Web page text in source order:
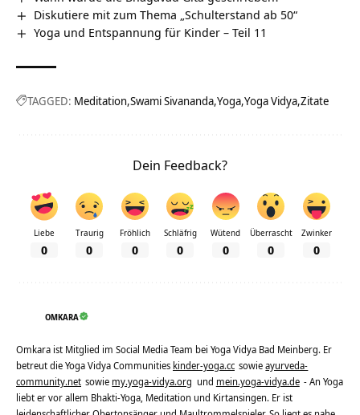
Diskutiere mit zum Thema „Schulterstand ab 50“
Yoga und Entspannung für Kinder – Teil 11
TAGGED: Meditation Swami Sivananda Yoga Yoga Vidya Zitate
Dein Feedback?
Liebe
0
Traurig
0
Fröhlich
0
Schläfrig
0
Wütend
0
Überrascht
0
Zwinker
0
OMKARA
Omkara ist Mitglied im Social Media Team bei Yoga Vidya Bad Meinberg. Er
betreut die Yoga Vidya Communities kinder-yoga.cc sowieayurveda-
community.net sowie my.yoga-vidya.org und mein.yoga-vidya.de - An Yoga
liebt er vor allem Bhakti-Yoga, Meditation und Kirtansingen. Er ist